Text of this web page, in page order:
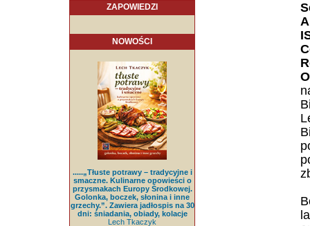
ZAPOWIEDZI
NOWOŚCI
.....„Tłuste potrawy – tradycyjne i
smaczne. Kulinarne opowieści o
przysmakach Europy Środkowej.
Golonka, boczek, słonina i inne
grzechy.”. Zawiera jadłospis na 30
dni: śniadania, obiady, kolacje
Lech Tkaczyk